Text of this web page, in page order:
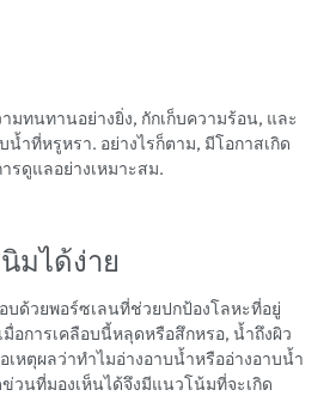
มทนทานอย่างยิ่ง, กักเก็บความร้อน, และ
ำที่หรูหรา. อย่างไรก็ตาม, มีโอกาสเกิด
รดูแลอย่างเหมาะสม.
มได้ง่าย
บด้วยพอร์ซเลนที่ช่วยปกป้องโลหะที่อยู่
มื่อการเคลือบนี้หลุดหรือสึกหรอ, น้ำถึงผิว
เหตุผลว่าทำไมอ่างอาบน้ำหรืออ่างอาบน้ำ
วนที่มองเห็นได้จึงมีแนวโน้มที่จะเกิด